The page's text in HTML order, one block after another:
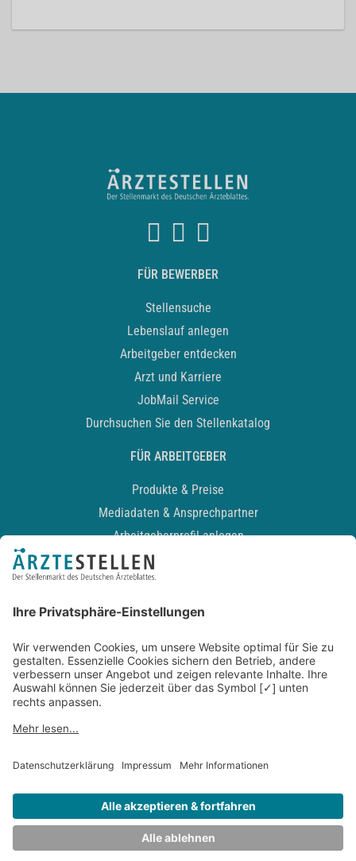
FÜR BEWERBER
Stellensuche
Lebenslauf anlegen
Arbeitgeber entdecken
Arzt und Karriere
JobMail Service
Durchsuchen Sie den Stellenkatalog
FÜR ARBEITGEBER
Produkte & Preise
Mediadaten & Ansprechpartner
Arbeitgeberprofil anlegen
Recruiting-Podcast
Kontakt
Datenschutz
Newsletter